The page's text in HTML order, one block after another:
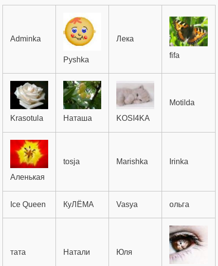
Adminka
Pyshka
Лека
fifa
Krasotula Наташа KOSI4KA
Motilda
Аленькая
tosja Marishka Irinka
Ice Queen КуЛЁМА Vasya ольга
тата Натали Юля